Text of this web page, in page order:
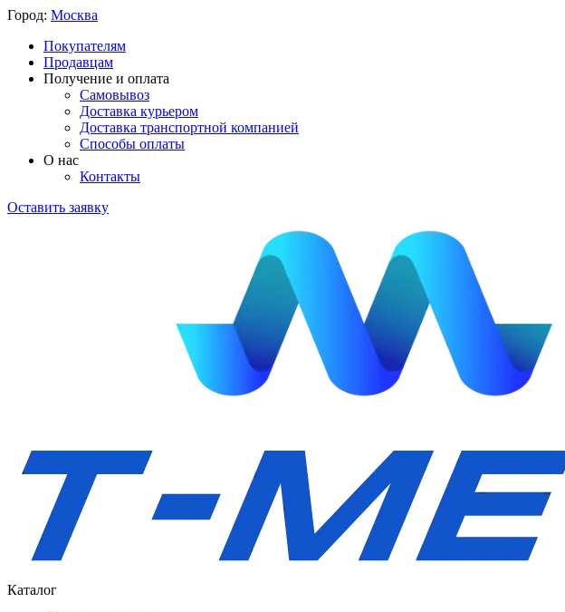
Город: Москва
Покупателям
Продавцам
Получение и оплата
Самовывоз
Доставка курьером
Доставка транспортной компанией
Способы оплаты
О нас
Контакты
Оставить заявку
Каталог